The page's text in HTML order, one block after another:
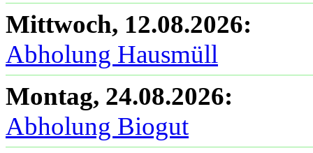
Mittwoch, 12.08.2026:
Abholung Hausmüll
Montag, 24.08.2026:
Abholung Biogut